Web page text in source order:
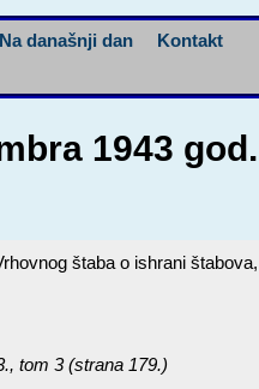
Na današnji dan
Kontakt
1943
štaba o ishrani
, tom 3 (strana 179.)